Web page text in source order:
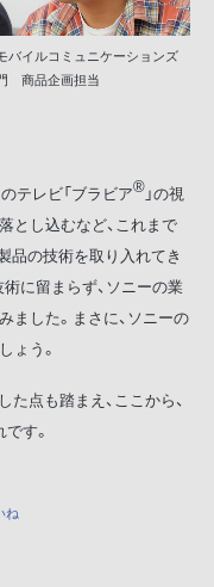
バイルコミュニケーションズ
商品企画担当
テレビ「ブラビア®」の視
とし込むなど、これまで
品の技術を取り入れてき
術に留まらず、ソニーの業
した。まさに、ソニーの
ょう。
た点も踏まえ、ここから、
す。
ね